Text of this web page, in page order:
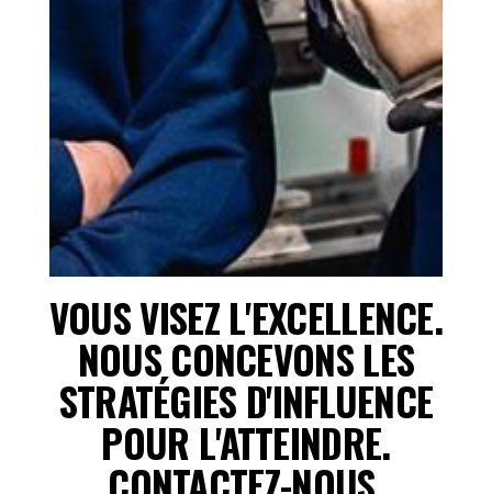
VOUS VISEZ L'EXCELLENCE.
NOUS CONCEVONS LES
STRATÉGIES D'INFLUENCE
POUR L'ATTEINDRE.